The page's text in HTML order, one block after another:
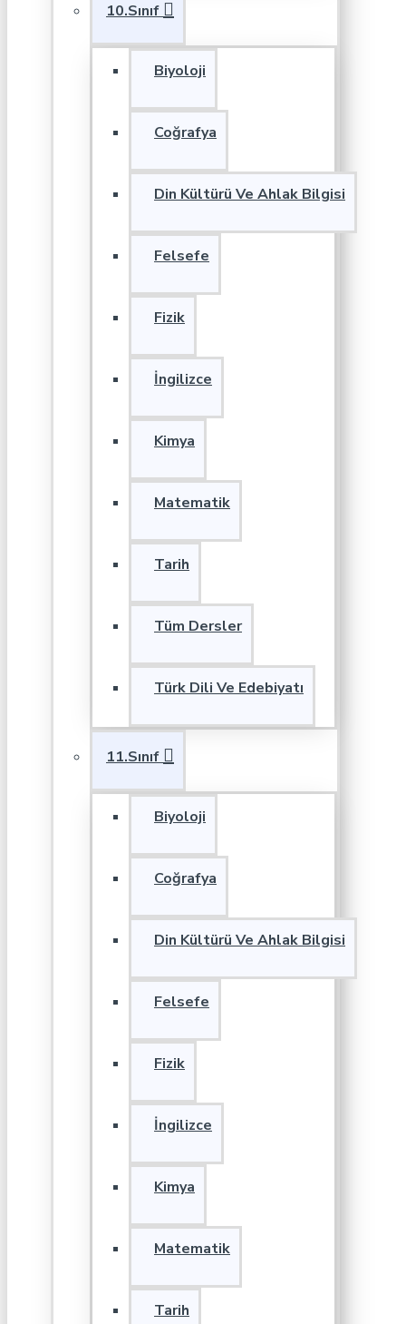
10.Sınıf
Biyoloji
Coğrafya
Din Kültürü Ve Ahlak Bilgisi
Felsefe
Fizik
İngilizce
Kimya
Matematik
Tarih
Tüm Dersler
Türk Dili Ve Edebiyatı
11.Sınıf
Biyoloji
Coğrafya
Din Kültürü Ve Ahlak Bilgisi
Felsefe
Fizik
İngilizce
Kimya
Matematik
Tarih